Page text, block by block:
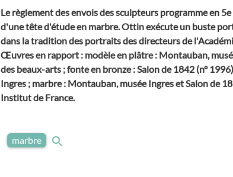
Le règlement des envois des sculpteurs programme en
d'une tête d'étude en marbre. Ottin exécute un buste
dans la tradition des portraits des directeurs de
Œuvres en rapport : modèle en plâtre : Montauban,
des beaux-arts ; fonte en bronze : Salon de 1842 (n°
Ingres ; marbre : Montauban, musée Ingres et Salon de
Institut de France.
marbre